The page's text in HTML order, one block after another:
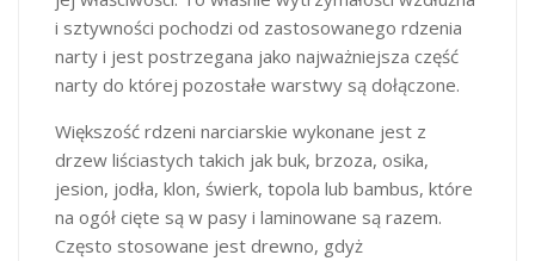
i sztywności pochodzi od zastosowanego rdzenia
narty i jest postrzegana jako najważniejsza część
narty do której pozostałe warstwy są dołączone.
Większość rdzeni narciarskie wykonane jest z
drzew liściastych takich jak buk, brzoza, osika,
jesion, jodła, klon, świerk, topola lub bambus, które
na ogół cięte są w pasy i laminowane są razem.
Często stosowane jest drewno, gdyż